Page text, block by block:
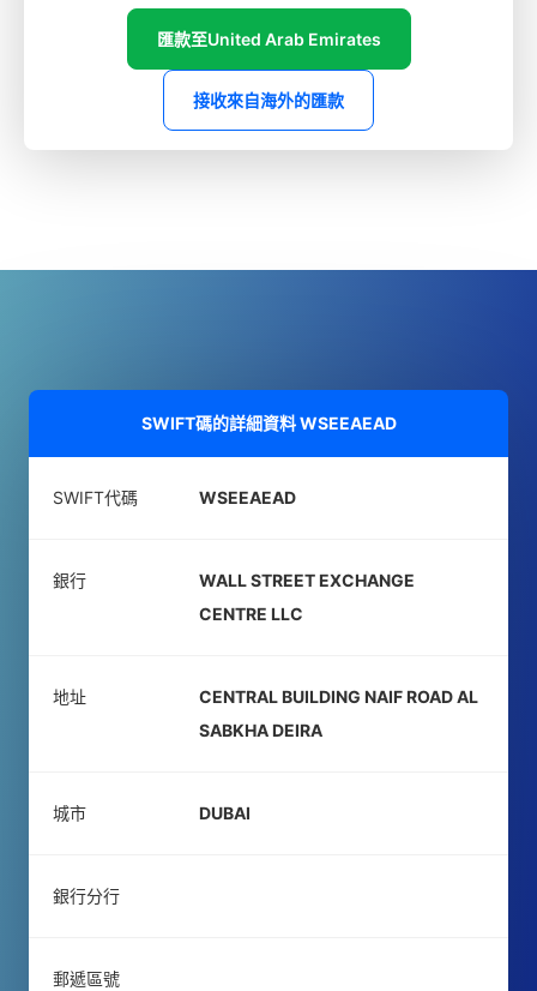
匯款至United Arab Emirates
接收來自海外的匯款
SWIFT碼的詳細資料WSEEAEAD
SWIFT代碼 WSEEAEAD
銀行
WALL STREET EXCHANGE
CENTRE LLC
地址
CENTRAL BUILDING NAIF ROAD AL
SABKHA DEIRA
城市 DUBAI
銀行分行
郵遞區號